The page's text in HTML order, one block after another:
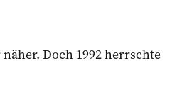
Doch 1992 herrschte